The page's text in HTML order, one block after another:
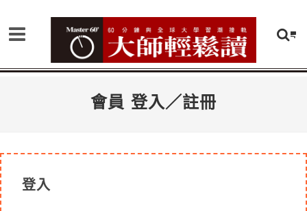
會員 登入／註冊
登入